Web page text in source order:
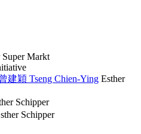
Super Markt
建穎 Tseng Chien-Ying Esther
Schipper
Schipper